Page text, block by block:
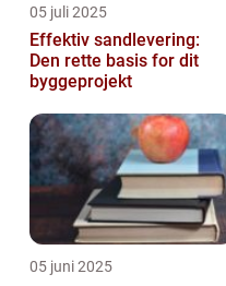
05 juli 2025
Effektiv sandlevering:
Den rette basis for dit
byggeprojekt
05 juni 2025